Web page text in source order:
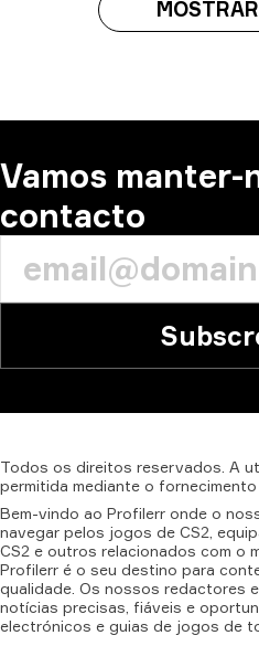
Vamos manter-
contacto
Todos os direitos reservados. A
permitida mediante o fornecimento
Bem-vindo ao Profilerr onde o
navegar pelos jogos de CS2,
CS2 e outros relacionados com o
Profilerr é o seu destino para
qualidade. Os nossos redactores
notícias precisas, fiáveis e
electrónicos e guias de jogos de